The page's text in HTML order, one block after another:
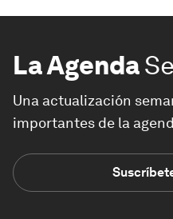
La Agenda
Una actualización
importantes de la